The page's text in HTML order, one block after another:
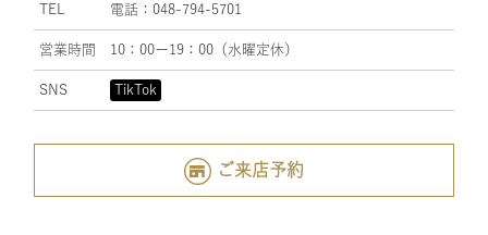
TEL 電話：048-794-5701
営業時間 10：00ー19：00（水曜定休）
SNS TikTok
ご来店予約